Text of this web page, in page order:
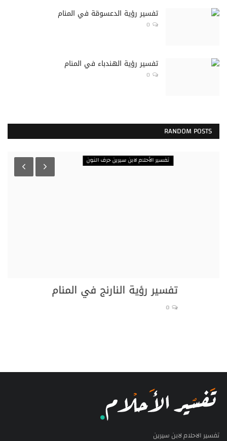
تفسير رؤية الدعسوقة في المنام
0
تفسير رؤية الهندباء في المنام
0
RANDOM POSTS
تفسير الأحلام لابن سيرين حرف النون
تفسير رؤية النارنج في المنام
تفسير الاحلام لابن سيرين